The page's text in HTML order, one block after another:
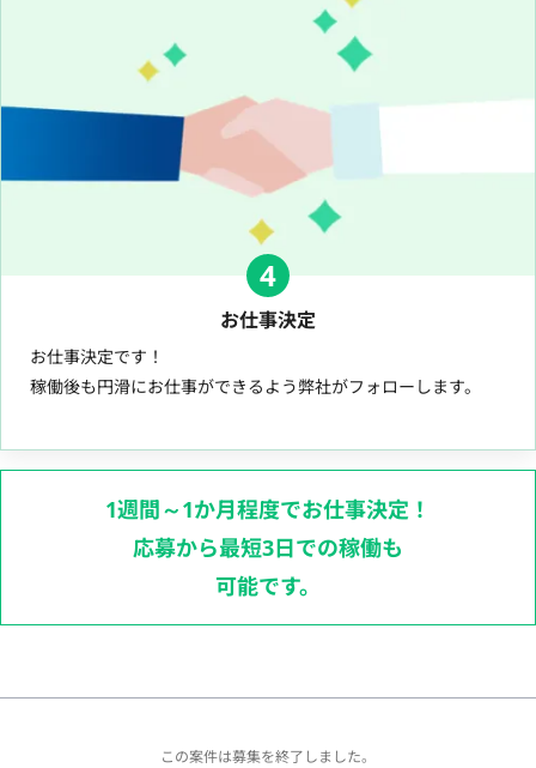
4
お仕事決定
お仕事決定です！
稼働後も円滑にお仕事ができるよう弊社がフォローします。
1週間～1か月程度でお仕事決定！
応募から最短3日での稼働も
可能です。
この案件は募集を終了しました。